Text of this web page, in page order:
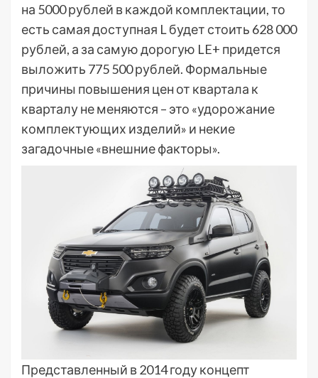
на 5000 рублей в каждой комплектации, то
есть самая доступная L будет стоить 628 000
рублей, а за самую дорогую LE+ придется
выложить 775 500 рублей. Формальные
причины повышения цен от квартала к
кварталу не меняются – это «удорожание
комплектующих изделий» и некие
загадочные «внешние факторы».
Представленный в 2014 году концепт